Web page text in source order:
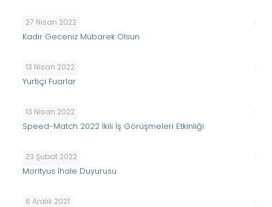
27 Nisan 2022
Kadir Geceniz Mübarek Olsun
13 Nisan 2022
Yurtiçi Fuarlar
13 Nisan 2022
Speed-Match 2022 İkili İş Görüşmeleri Etkinliği
23 Şubat 2022
Morityus İhale Duyurusu
6 Aralık 2021